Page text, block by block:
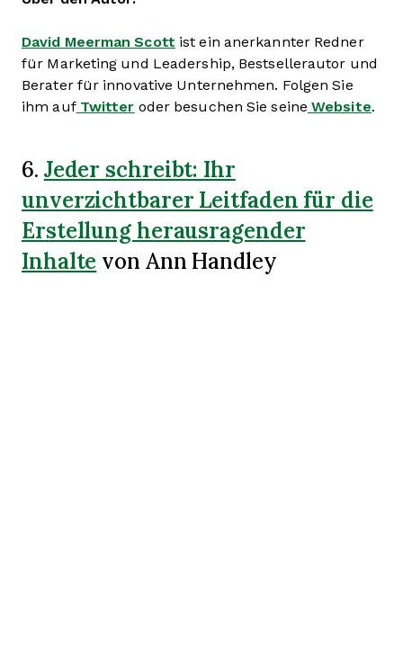
David Meerman Scott ist ein anerkannter Redner
für Marketing und Leadership, Bestsellerautor und
Berater für innovative Unternehmen. Folgen Sie
ihm auf Twitter oder besuchen Sie seine Website.
6. Jeder schreibt: Ihr
unverzichtbarer Leitfaden für die
Erstellung herausragender
Inhalte von Ann Handley